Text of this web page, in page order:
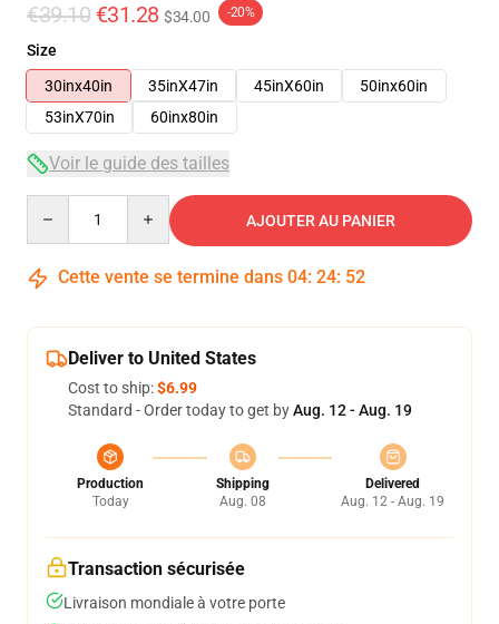
€39.10 €31.28 $34.00 -20%
Size
30inx40in
35inX47in 45inX60in
50inx60in
53inX70in
60inx80in
Voir le guide des tailles
AJOUTER AU PANIER
Cette vente se termine dans 04: 24: 52
Deliver to United States
Cost to ship:$6.99
Standard - Order today to get byAug. 12 - Aug. 19
Production
Today
Shipping
Aug. 08
Delivered
Aug. 12 - Aug. 19
Transaction sécurisée
Livraison mondiale à votre porte